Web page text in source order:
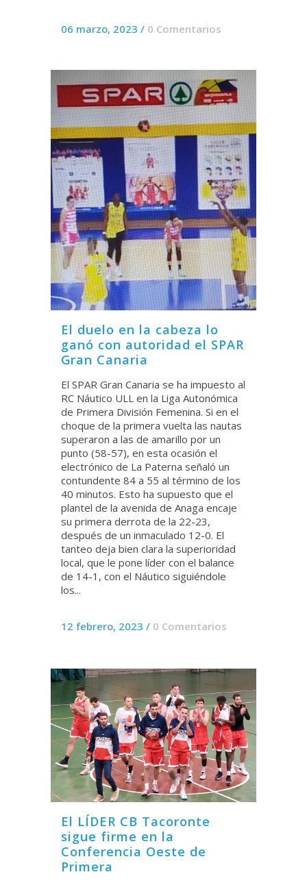
06 marzo, 2023 / 0 Comentarios
El duelo en la cabeza lo
ganó con autoridad el SPAR
Gran Canaria
El SPAR Gran Canaria se ha impuesto al
RC Náutico ULL en la Liga Autonómica
de Primera División Femenina. Si en el
choque de la primera vuelta las nautas
superaron a las de amarillo por un
punto (58-57), en esta ocasión el
electrónico de La Paterna señaló un
contundente 84 a 55 al término de los
40 minutos. Esto ha supuesto que el
plantel de la avenida de Anaga encaje
su primera derrota de la 22-23,
después de un inmaculado 12-0. El
tanteo deja bien clara la superioridad
local, que le pone líder con el balance
de 14-1, con el Náutico siguiéndole
los...
12 febrero, 2023 / 0 Comentarios
El LÍDER CB Tacoronte
sigue firme en la
Conferencia Oeste de
Primera